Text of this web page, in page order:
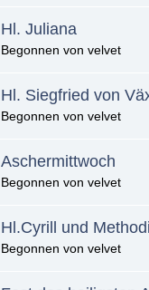
Hl. Juliana
Begonnen von velvet
Hl. Siegfried von
Begonnen von velvet
Aschermittwoch
Begonnen von velvet
Hl.Cyrill und
Begonnen von velvet